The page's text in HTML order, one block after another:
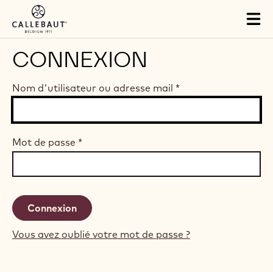
Skip to main content
CONNEXION
Nom d'utilisateur ou adresse mail *
Mot de passe *
Vous avez oublié votre mot de passe ?